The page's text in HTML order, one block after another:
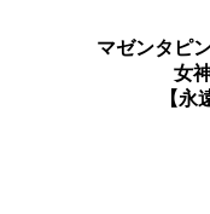
マゼンタピ
女
【